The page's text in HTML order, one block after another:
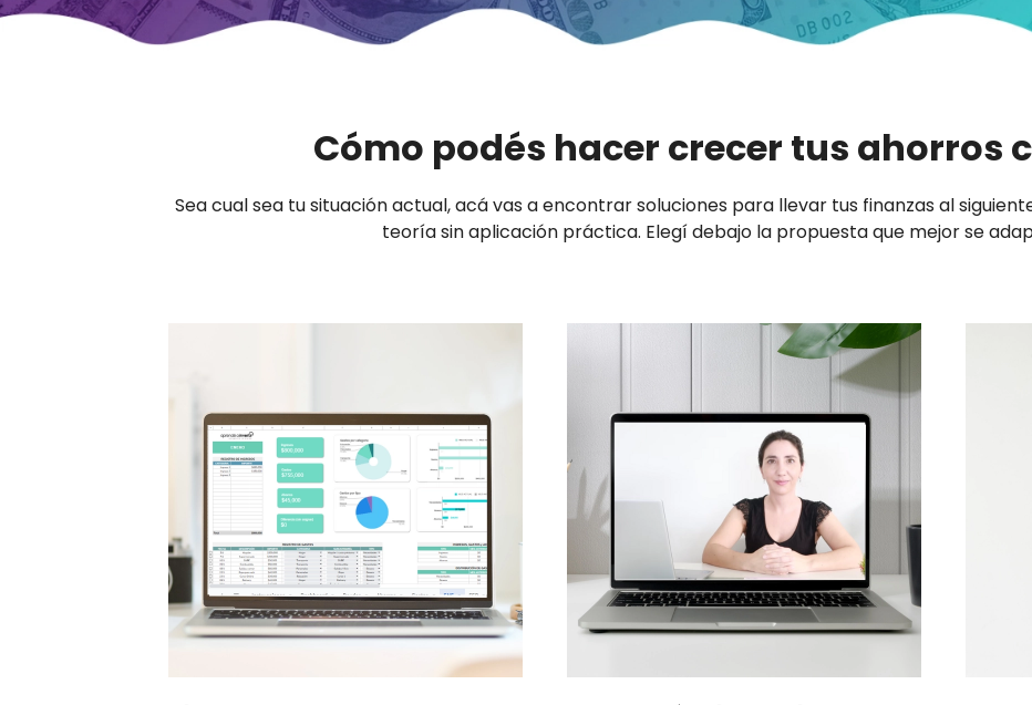
Cómo podés hacer crecer tus ahorros
Sea cual sea tu situación actual, acá vas a encontrar soluciones para llevar tus finanzas al
teoría sin aplicación práctica. Elegí debajo la propuesta que mejor se